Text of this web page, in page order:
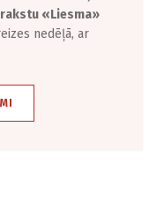
«Liesma»
nedēļā, ar